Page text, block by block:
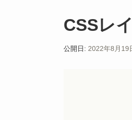
CSSレ
公開日: 2022年8月19